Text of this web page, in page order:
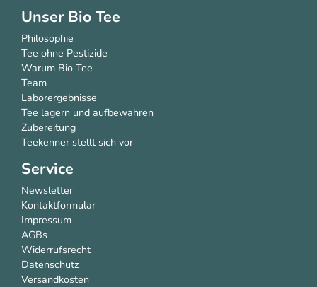
Unser Bio Tee
Philosophie
Tee ohne Pestizide
Warum Bio Tee
Team
Laborergebnisse
Tee lagern und aufbewahren
Zubereitung
Teekenner stellt sich vor
Service
Newsletter
Kontaktformular
Impressum
AGBs
Widerrufsrecht
Datenschutz
Versandkosten